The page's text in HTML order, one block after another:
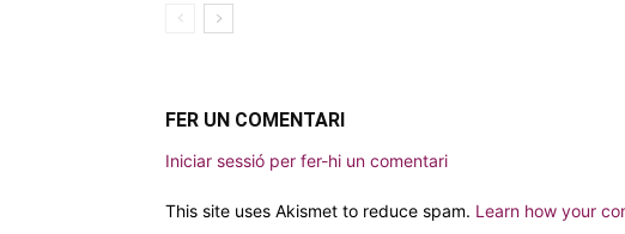
FER UN COMENTARI
Iniciar sessió per fer-hi un comentari
This site uses Akismet to reduce spam. Learn how your